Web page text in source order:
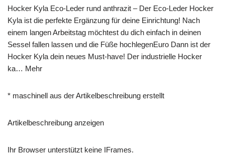
Hocker Kyla Eco-Leder rund anthrazit – Der Eco-Leder Hocker
Kyla ist die perfekte Ergänzung für deine Einrichtung! Nach
einem langen Arbeitstag möchtest du dich einfach in deinen
Sessel fallen lassen und die Füße hochlegenEuro Dann ist der
Hocker Kyla dein neues Must-have! Der industrielle Hocker
ka… Mehr
* maschinell aus der Artikelbeschreibung erstellt
Artikelbeschreibung anzeigen
Ihr Browser unterstützt keine IFrames.